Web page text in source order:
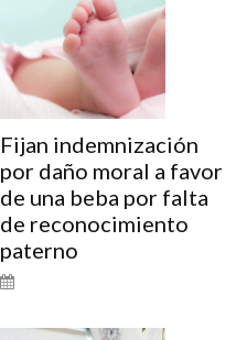
Fijan indemnización
por daño moral a favor
de una beba por falta
de reconocimiento
paterno